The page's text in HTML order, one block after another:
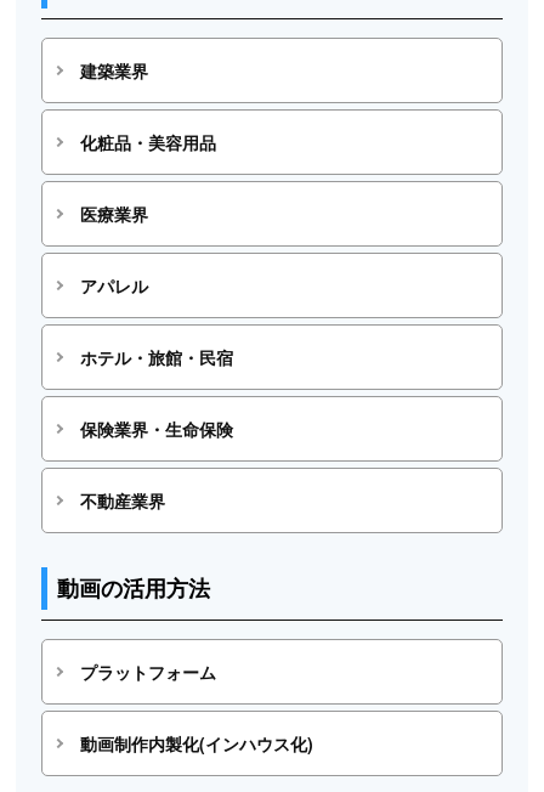
建築業界
化粧品・美容用品
医療業界
アパレル
ホテル・旅館・民宿
保険業界・生命保険
不動産業界
動画の活用方法
プラットフォーム
動画制作内製化(インハウス化)